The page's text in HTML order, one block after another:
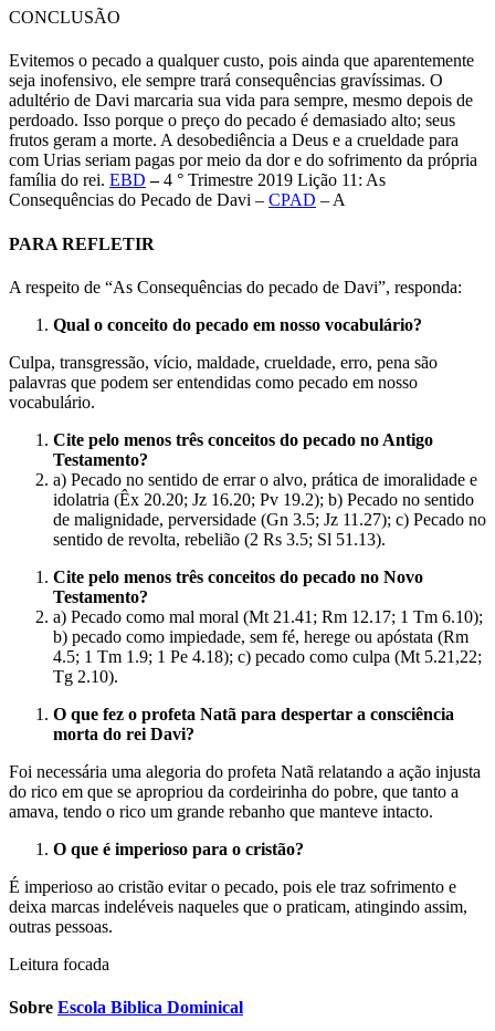
CONCLUSÃO
Evitemos o pecado a qualquer custo, pois ainda que aparentemente
seja inofensivo, ele sempre trará consequências gravíssimas. O
adultério de Davi marcaria sua vida para sempre, mesmo depois de
perdoado. Isso porque o preço do pecado é demasiado alto; seus
frutos geram a morte. A desobediência a Deus e a crueldade para
com Urias seriam pagas por meio da dor e do sofrimento da própria
família do rei. EBD –4 ° Trimestre 2019 Lição 11: As
Consequências do Pecado de Davi – CPAD – A
PARA REFLETIR
A respeito de “As Consequências do pecado de Davi”, responda:
Qual o conceito do pecado em nosso vocabulário?
Culpa, transgressão, vício, maldade, crueldade, erro, pena são
palavras que podem ser entendidas como pecado em nosso
vocabulário.
Cite pelo menos três conceitos do pecado no Antigo
Testamento?
a) Pecado no sentido de errar o alvo, prática de imoralidade e
idolatria (Êx 20.20; Jz 16.20; Pv 19.2); b) Pecado no sentido
de malignidade, perversidade (Gn 3.5; Jz 11.27); c) Pecado no
sentido de revolta, rebelião (2 Rs 3.5; Sl 51.13).
Cite pelo menos três conceitos do pecado no Novo
Testamento?
a) Pecado como mal moral (Mt 21.41; Rm 12.17; 1 Tm 6.10);
b) pecado como impiedade, sem fé, herege ou apóstata (Rm
4.5; 1 Tm 1.9; 1 Pe 4.18); c) pecado como culpa (Mt 5.21,22;
Tg 2.10).
O que fez o profeta Natã para despertar a consciência
morta do rei Davi?
Foi necessária uma alegoria do profeta Natã relatando a ação injusta
do rico em que se apropriou da cordeirinha do pobre, que tanto a
amava, tendo o rico um grande rebanho que manteve intacto.
O que é imperioso para o cristão?
É imperioso ao cristão evitar o pecado, pois ele traz sofrimento e
deixa marcas indeléveis naqueles que o praticam, atingindo assim,
outras pessoas.
Leitura focada
Sobre Escola Biblica Dominical